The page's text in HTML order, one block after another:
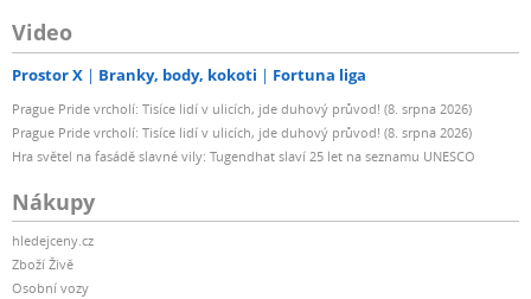
Video
Prostor X Branky, body, kokoti Fortuna liga
Prague Pride vrcholí: Tisíce lidí v ulicích, jde duhový průvod! (8. srpna 2026)
Prague Pride vrcholí: Tisíce lidí v ulicích, jde duhový průvod! (8. srpna 2026)
Hra světel na fasádě slavné vily: Tugendhat slaví 25 let na seznamu UNESCO
Nákupy
hledejceny.cz
Zboží Živě
Osobní vozy